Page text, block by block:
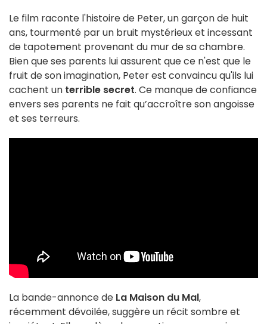
Le film raconte l'histoire de Peter, un garçon de huit
ans, tourmenté par un bruit mystérieux et incessant
de tapotement provenant du mur de sa chambre.
Bien que ses parents lui assurent que ce n'est que le
fruit de son imagination, Peter est convaincu qu'ils lui
cachent un terrible secret. Ce manque de confiance
envers ses parents ne fait qu’accroître son angoisse
et ses terreurs.
La bande-annonce de La Maison du Mal,
récemment dévoilée, suggère un récit sombre et